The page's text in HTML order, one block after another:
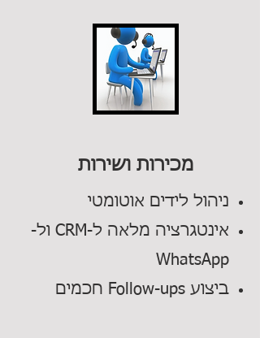
מכירות ושירות
ניהול לידים אוטומטי
אינטגרציה מלאה ל-CRM ול-
WhatsApp
ביצוע Follow-ups חכמים